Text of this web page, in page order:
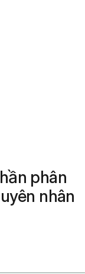
phân
nhân